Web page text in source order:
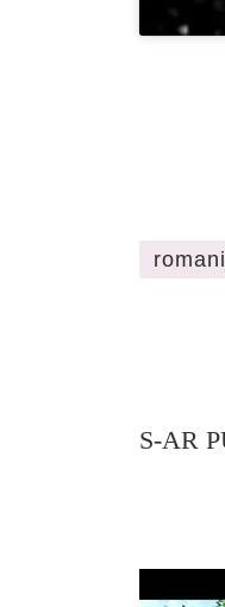
S-AR